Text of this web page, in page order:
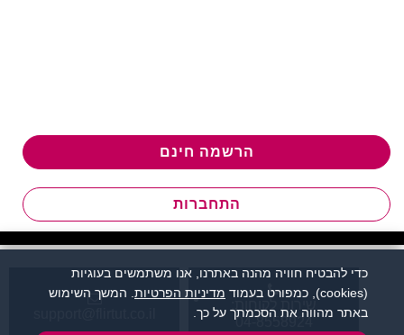
הרשמה חינם
התחברות
04-8558924
כדי להבטיח חוויה מהנה באתרנו, אנו משתמשים בעוגיות
(cookies), כמפורט בעמוד
מדיניות הפרטיות . המשך השימוש
באתר מהווה את הסכמתך על כך.